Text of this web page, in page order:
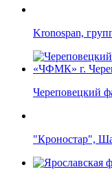
Kronospan,
Череповецкий
"Кроностар",